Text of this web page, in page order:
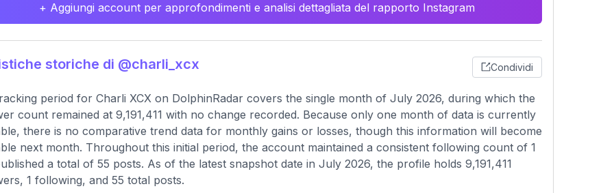
+ Aggiungi account per approfondimenti e analisi dettagliata del rapporto Instagram
storiche di @charli_xcx Condividi
period for Charli XCX on DolphinRadar covers the single month of July 2026, during which the
count remained at 9,191,411 with no change recorded. Because only one month of data is currently
there is no comparative trend data for monthly gains or losses, though this information will become
next month. Throughout this initial period, the account maintained a consistent following count of 1
a total of 55 posts. As of the latest snapshot date in July 2026, the profile holds 9,191,411
1 following, and 55 total posts.